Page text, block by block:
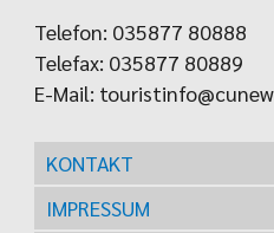
Telefon: 035877 80888
Telefax: 035877 80889
E-Mail:
KONTAKT
IMPRESSUM